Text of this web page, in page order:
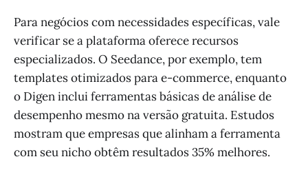
Para negócios com necessidades específicas, vale
verificar se a plataforma oferece recursos
especializados. O Seedance, por exemplo, tem
templates otimizados para e-commerce, enquanto
o Digen inclui ferramentas básicas de análise de
desempenho mesmo na versão gratuita. Estudos
mostram que empresas que alinham a ferramenta
com seu nicho obtêm resultados 35% melhores.